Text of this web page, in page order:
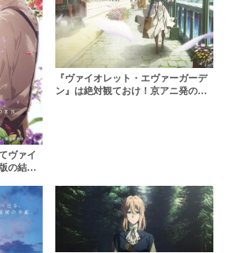
ヴァイ
の結
『ヴァイオレット・エヴァーガーデ
ン』は絶対観ておけ！京アニ発の傑